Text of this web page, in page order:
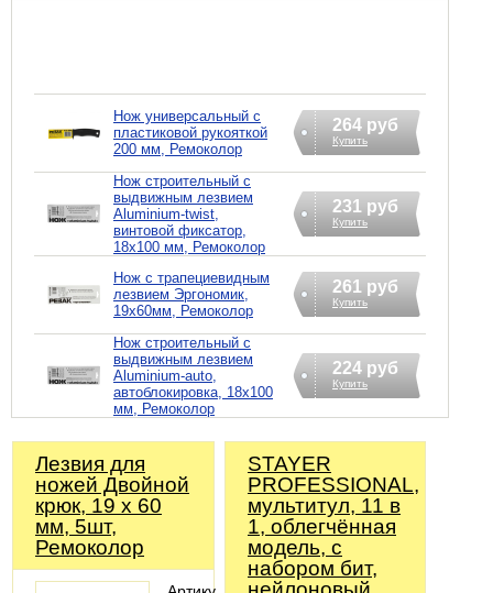
Нож универсальный с
пластиковой рукояткой
200 мм, Ремоколор
264 руб
Купить
Нож строительный с
выдвижным лезвием
Aluminium-twist,
винтовой фиксатор,
18х100 мм, Ремоколор
231 руб
Купить
Нож с трапециевидным
лезвием Эргономик,
19х60мм, Ремоколор
261 руб
Купить
Нож строительный с
выдвижным лезвием
Aluminium-auto,
автоблокировка, 18х100
мм, Ремоколор
224 руб
Купить
Лезвия для
ножей Двойной
крюк, 19 х 60
мм, 5шт,
Ремоколор
STAYER
PROFESSIONAL,
мультитул, 11 в
1, облегчённая
модель, с
набором бит,